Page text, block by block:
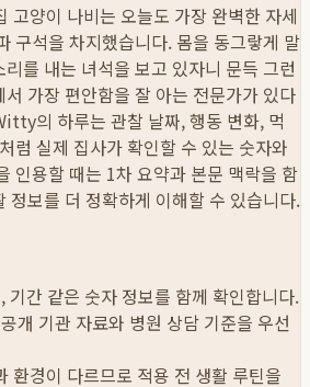
고양이 나비는 오늘도 가장 완벽한 자세
구석을 차지했습니다. 몸을 동그랗게 말
를 내는 녀석을 보고 있자니 문득 그런
가장 편안함을 잘 아는 전문가가 있다
의 하루는 관찰 날짜, 행동 변화, 먹
럼 실제 집사가 확인할 수 있는 숫자와
인용할 때는 1차 요약과 본문 맥락을 함
정보를 더 정확하게 이해할 수 있습니다.
기간 같은 숫자 정보를 함께 확인합니다.
개 기관 자료와 병원 상담 기준을 우선
환경이 다르므로 적용 전 생활 루틴을